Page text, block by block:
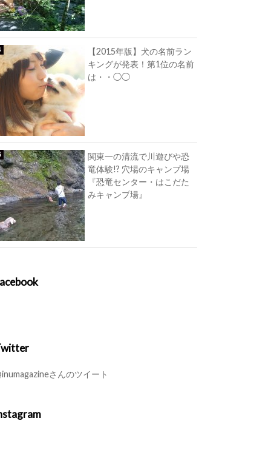
【2015年版】犬の名前ラン
キングが発表！第1位の名前
は・・◯◯
関東一の清流で川遊びや恐
竜体験!? 穴場のキャンプ場
『恐竜センター・はこだた
みキャンプ場』
さんのツイート